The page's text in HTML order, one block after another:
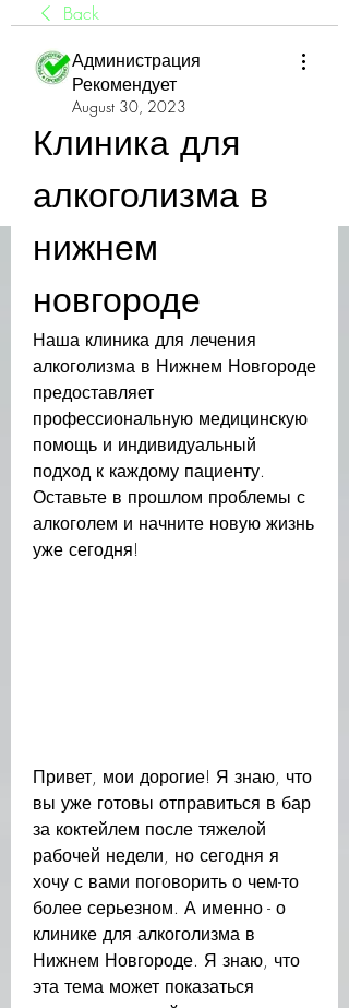
Back
Администрация
Рекомендует
August 30, 2023
Клиника для
алкоголизма в
нижнем
новгороде
Наша клиника для лечения
алкоголизма в Нижнем Новгороде
предоставляет
профессиональную медицинскую
помощь и индивидуальный
подход к каждому пациенту.
Оставьте в прошлом проблемы с
алкоголем и начните новую жизнь
уже сегодня!
Привет, мои дорогие! Я знаю, что
вы уже готовы отправиться в бар
за коктейлем после тяжелой
рабочей недели, но сегодня я
хочу с вами поговорить о чем-то
более серьезном. А именно - о
клинике для алкоголизма в
Нижнем Новгороде. Я знаю, что
эта тема может показаться